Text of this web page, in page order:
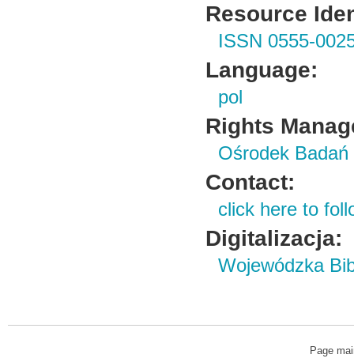
Resource
ISSN 0555-
Language:
pol
Rights
Ośrodek
Contact:
click here to
Digitalizacja:
Wojewódzka
Page